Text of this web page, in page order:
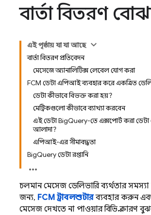
বার্তা বিতরণ
এই পৃষ্ঠায় যা যা আছে
বার্তা বিতরণ প্রতিবেদন
মেসেজে অ্যানালিটিক্স লেবেল যোগ করা
FCM ডেটা এপিআই ব্যবহার করে একত্রিত
ডেটা কীভাবে বিভক্ত করা হয়?
মেট্রিকগুলো কীভাবে ব্যাখ্যা করবেন
এই ডেটা BigQuery-তে এক্সপোর্ট করা ডেটা
আলাদা?
এপিআই-এর সীমাবদ্ধতা
BigQuery ডেটা রপ্তানি
চলমান মেসেজ ডেলিভারি ব্যর্থতার সমস্যা
জন্য, FCM ট্রাবলশুটারব্যবহার করুন
মেসেজ দেখতে না পাওয়ার বিভিন্ন কারণ